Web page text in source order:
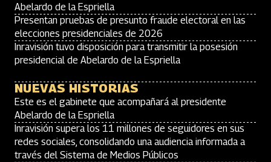
Abelardo de la Espriella
Presentan pruebas de presunto fraude electoral en las
elecciones presidenciales de 2026
Inravisión tuvo disposición para transmitir la posesión
presidencial de Abelardo de la Espriella
NUEVAS HISTORIAS
Este es el gabinete que acompañará al presidente
Abelardo de la Espriella
Inravisión supera los 11 millones de seguidores en sus
redes sociales, consolidando una audiencia informada a
través del Sistema de Medios Públicos